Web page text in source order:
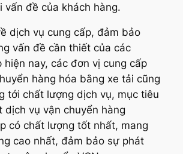
vấn đề của khách hàng.
dịch vụ cung cấp, đảm bảo
vấn đề cần thiết của các
hiện nay, các đơn vị cung cấp
hàng hóa bằng xe tải cũng
tới chất lượng dịch vụ, mục tiêu
dịch vụ vận chuyển hàng
có chất lượng tốt nhất, mang
cao nhất, đảm bảo sự phát